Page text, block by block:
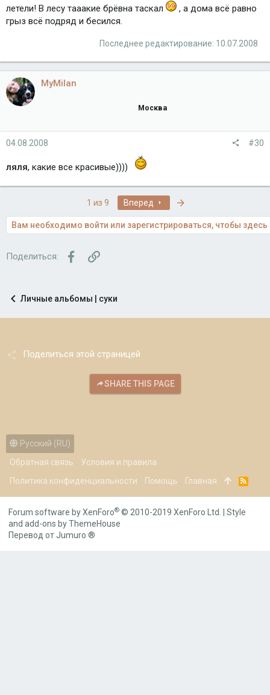
летели! В лесу тааакие брёвна таскал
, а дома всё равно
грыз всё подряд и бесился.
Последнее редактирование: 10.07.2008
MyMilan
Москва
04.08.2008 #30
ляля, какие все красивые))))
1 из 9 Вперед
Вам необходимо войти или зарегистрироваться, чтобы здесь
Поделиться: FacebookСсылка
Личные альбомы | суки
Поделиться этой страницей
SHARE THIS PAGE
Русский (RU)
Обратная связь
Условия и правила
Политика конфиденциальности
Помощь Главная
R
Forum software by XenForo® © 2010-2019 XenForo Ltd.
Style
and add-ons by ThemeHouse
Перевод от Jumuro ®